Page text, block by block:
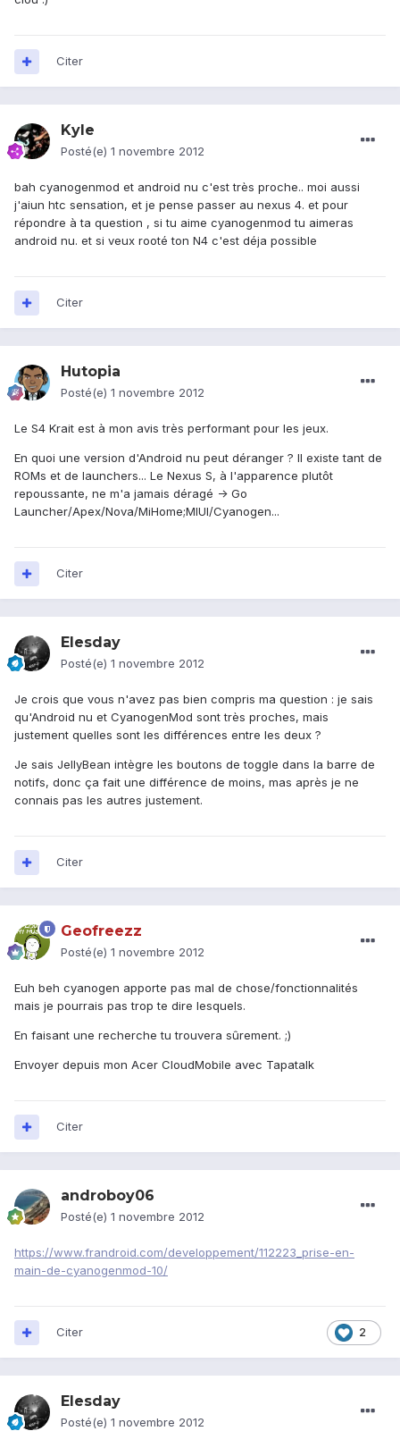
Citer
Kyle
Posté(e) 1 novembre 2012
bah cyanogenmod et android nu c'est très proche.. moi aussi
j'aiun htc sensation, et je pense passer au nexus 4. et pour
répondre à ta question , si tu aime cyanogenmod tu aimeras
android nu. et si veux rooté ton N4 c'est déja possible
Citer
Hutopia
Posté(e) 1 novembre 2012
Le S4 Krait est à mon avis très performant pour les jeux.
En quoi une version d'Android nu peut déranger ? Il existe tant de
ROMs et de launchers... Le Nexus S, à l'apparence plutôt
repoussante, ne m'a jamais déragé -> Go
Launcher/Apex/Nova/MiHome;MIUI/Cyanogen...
Citer
Elesday
Posté(e) 1 novembre 2012
Je crois que vous n'avez pas bien compris ma question : je sais
qu'Android nu et CyanogenMod sont très proches, mais
justement quelles sont les différences entre les deux ?
Je sais JellyBean intègre les boutons de toggle dans la barre de
notifs, donc ça fait une différence de moins, mas après je ne
connais pas les autres justement.
Citer
Geofreezz
Posté(e) 1 novembre 2012
Euh beh cyanogen apporte pas mal de chose/fonctionnalités
mais je pourrais pas trop te dire lesquels.
En faisant une recherche tu trouvera sûrement. ;)
Envoyer depuis mon Acer CloudMobile avec Tapatalk
Citer
androboy06
Posté(e) 1 novembre 2012
https://www.frandroid.com/developpement/112223_prise-en-
main-de-cyanogenmod-10/
2
Citer
Elesday
Posté(e) 1 novembre 2012